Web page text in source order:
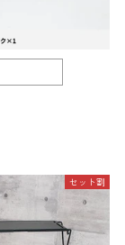
セット割